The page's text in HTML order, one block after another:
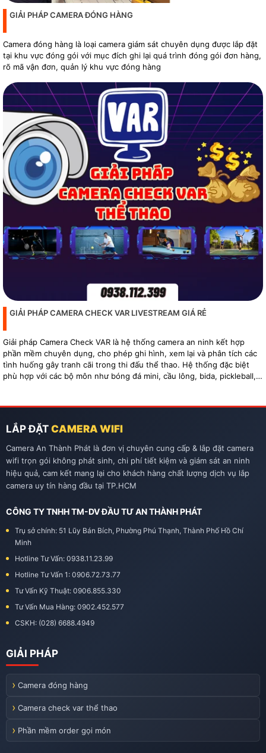
GIẢI PHÁP CAMERA ĐÓNG HÀNG
Camera đóng hàng là loại camera giám sát chuyên dụng được lắp đặt
tại khu vực đóng gói với mục đích ghi lại quá trình đóng gói đơn hàng,
rõ mã vận đơn, quản lý khu vực đóng hàng
GIẢI PHÁP CAMERA CHECK VAR LIVESTREAM GIÁ RẺ
Giải pháp Camera Check VAR là hệ thống camera an ninh kết hợp
phần mềm chuyên dụng, cho phép ghi hình, xem lại và phân tích các
tình huống gây tranh cãi trong thi đấu thể thao. Hệ thống đặc biệt
phù hợp với các bộ môn như bóng đá mini, cầu lông, bida, pickleball,
LẮP ĐẶT CAMERA WIFI
Camera An Thành Phát là đơn vị chuyên cung cấp & lắp đặt camera
wifi trọn gói không phát sinh, chi phí tiết kiệm và giám sát an ninh
hiệu quả, cam kết mang lại cho khách hàng chất lượng dịch vụ lắp
camera uy tín hàng đầu tại TP.HCM
CÔNG TY TNHH TM-DV ĐẦU TƯ AN THÀNH PHÁT
Trụ sở chính: 51 Lũy Bán Bích, Phường Phú Thạnh, Thành Phố Hồ Chí
Minh
Hotline Tư Vấn: 0938.11.23.99
Hotline Tư Vấn 1: 0906.72.73.77
Tư Vấn Kỹ Thuật: 0906.855.330
Tư Vấn Mua Hàng: 0902.452.577
CSKH: (028) 6688.4949
GIẢI PHÁP
Camera đóng hàng
Camera check var thể thao
Phần mềm order gọi món